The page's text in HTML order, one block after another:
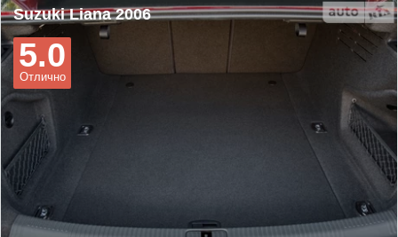
предметыВобщем, автомобиль отличный, хотя достаточно
старый.
Suzuki Liana 2006
Отлично
5.0